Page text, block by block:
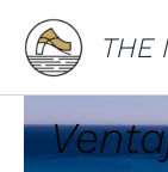
contenido
THE